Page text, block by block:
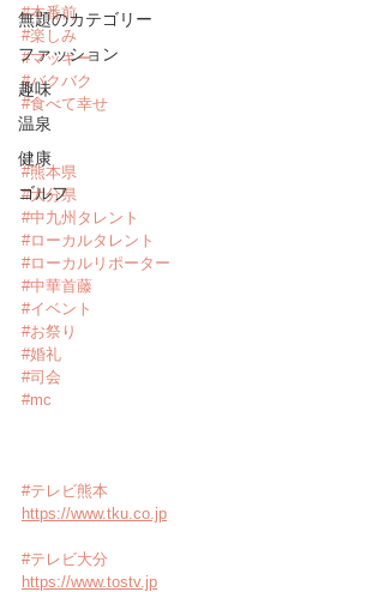
無題のカテゴリー
ファッション
趣味
温泉
健康
ゴルフ
#本番前
#楽しみ
#マッキー
#バクバク
#食べて幸せ
#熊本県
#大分県
#中九州タレント
#ローカルタレント
#ローカルリポーター
#中華首藤
#イベント
#お祭り
#婚礼
#司会
#mc
#テレビ熊本
https://www.tku.co.jp
#テレビ大分
https://www.tostv.jp